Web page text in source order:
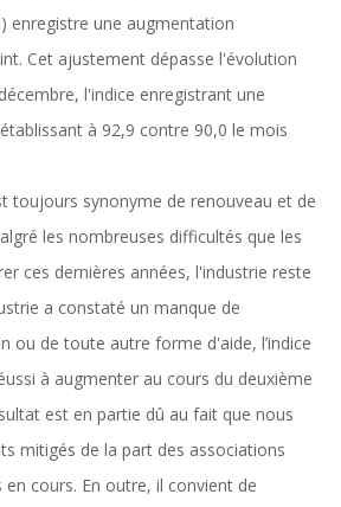
enregistre une augmentation
Cet ajustement dépasse l'évolution
l'indice enregistrant une
à 92,9 contre 90,0 le mois
toujours synonyme de renouveau et de
les nombreuses difficultés que les
ces dernières années, l'industrie reste
a constaté un manque de
ou de toute autre forme d'aide, l’indice
à augmenter au cours du deuxième
est en partie dû au fait que nous
mitigés de la part des associations
cours. En outre, il convient de